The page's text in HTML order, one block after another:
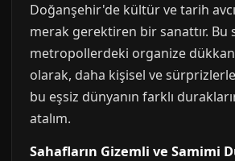
Doğanşehir'de kültür ve tarih
merak gerektiren bir sanattır. Bu
metropollerdeki organize
olarak, daha kişisel ve
bu eşsiz dünyanın farklı
atalım.
Sahafların Gizemli ve Samimi